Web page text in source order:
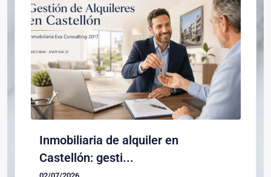
Inmobiliaria de alquiler en
Castellón: gesti...